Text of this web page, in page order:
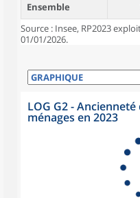
Ensemble
Source : Insee, RP2023
01/01/2026.
LOG G2 -
ménages en 2023